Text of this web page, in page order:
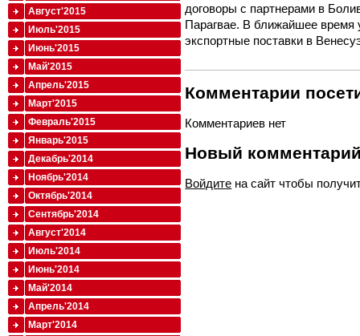
договоры с партнерами в
Парагвае. В ближайшее время
экспортные поставки в
Комментарии
Комментариев нет
Новый
Войдите на сайт чтобы
Август'2015
Июль'2015
Июнь'2015
Май'2015
Апрель'2015
Март'2015
Февраль'2015
Январь'2015
Декабрь'2014
Ноябрь'2014
Октябрь'2014
Сентябрь'2014
Август'2014
Июль'2014
Июнь'2014
Май'2014
Апрель'2014
Март'2014